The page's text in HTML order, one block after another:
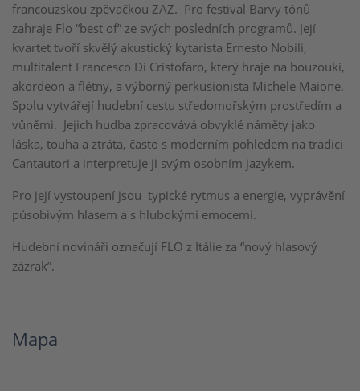
francouzskou zpěvačkou ZAZ. Pro festival Barvy tónů
zahraje Flo “best of” ze svých posledních programů. Její
kvartet tvoří skvělý akustický kytarista Ernesto Nobili,
multitalent Francesco Di Cristofaro, který hraje na bouzouki,
akordeon a flétny, a výborný perkusionista Michele Maione.
Spolu vytvářejí hudební cestu středomořským prostředím a
vůněmi. Jejich hudba zpracovává obvyklé náměty jako
láska, touha a ztráta, často s moderním pohledem na tradici
Cantautori a interpretuje ji svým osobním jazykem.
Pro její vystoupení jsou typické rytmus a energie, vyprávění
působivým hlasem a s hlubokými emocemi.
Hudební novináři označují FLO z Itálie za “nový hlasový
zázrak”.
Mapa